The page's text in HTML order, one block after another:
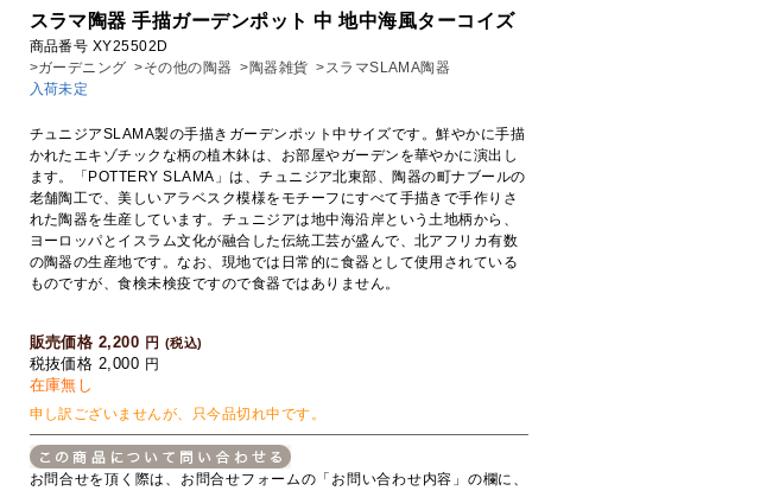
スラマ陶器 手描ガーデンポット 中 地中海風ターコイズ
商品番号 XY25502D
>ガーデニング >その他の陶器 >陶器雑貨 >スラマSLAMA陶器
入荷未定
チュニジアSLAMA製の手描きガーデンポット中サイズです。鮮やかに手描
かれたエキゾチックな柄の植木鉢は、お部屋やガーデンを華やかに演出し
ます。「POTTERY SLAMA」は、チュニジア北東部、陶器の町ナブールの
老舗陶工で、美しいアラベスク模様をモチーフにすべて手描きで手作りさ
れた陶器を生産しています。チュニジアは地中海沿岸という土地柄から、
ヨーロッパとイスラム文化が融合した伝統工芸が盛んで、北アフリカ有数
の陶器の生産地です。なお、現地では日常的に食器として使用されている
ものですが、食検未検疫ですので食器ではありません。
販売価格 2,200 円 (税込)
税抜価格 2,000 円
在庫無し
申し訳ございませんが、只今品切れ中です。
お問合せを頂く際は、お問合せフォームの「お問い合わせ内容」の欄に、